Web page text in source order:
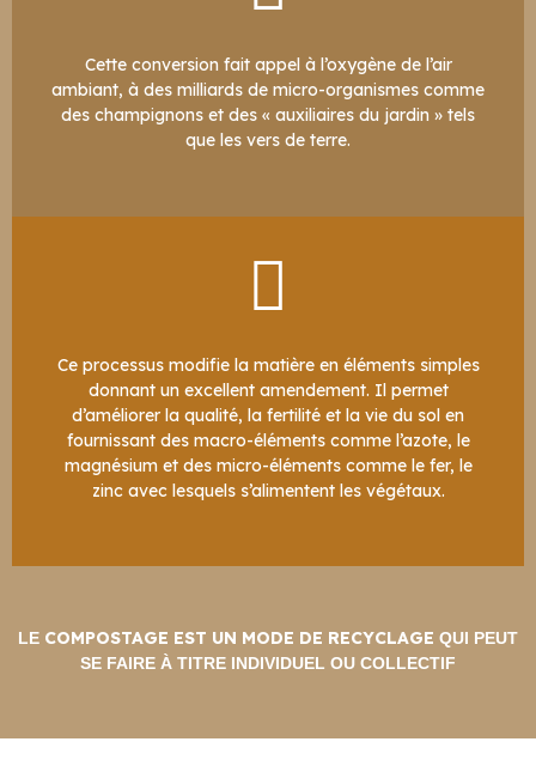
Cette conversion fait appel à l’oxygène de l’air
ambiant, à des milliards de micro-organismes comme
des champignons et des « auxiliaires du jardin » tels
que les vers de terre.
Ce processus modifie la matière en éléments simples
donnant un excellent amendement. Il permet
d’améliorer la qualité, la fertilité et la vie du sol en
fournissant des macro-éléments comme l’azote, le
magnésium et des micro-éléments comme le fer, le
zinc avec lesquels s’alimentent les végétaux.
LE COMPOSTAGE EST UN MODE DE RECYCLAGE QUI PEUT
SE FAIRE À TITRE INDIVIDUEL OU COLLECTIF